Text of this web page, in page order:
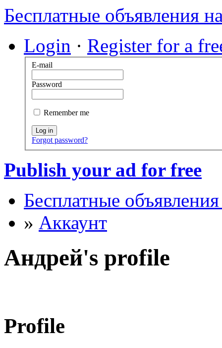
Бесплатные объявления
Login · Register for a
E-mail
Password
Remember me
Log in
Forgot password?
Publish your ad for free
Бесплатные
» Аккаунт
Андрей's profile
Profile